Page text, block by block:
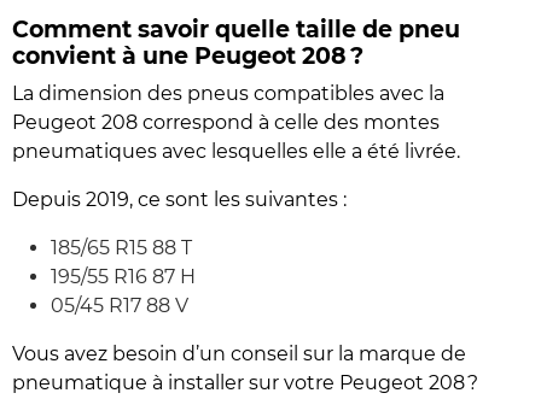
Comment savoir quelle taille de pneu
convient à une Peugeot 208 ?
La dimension des pneus compatibles avec la
Peugeot 208 correspond à celle des montes
pneumatiques avec lesquelles elle a été livrée.
Depuis 2019, ce sont les suivantes :
185/65 R15 88 T
195/55 R16 87 H
05/45 R17 88 V
Vous avez besoin d’un conseil sur la marque de
pneumatique à installer sur votre Peugeot 208 ?